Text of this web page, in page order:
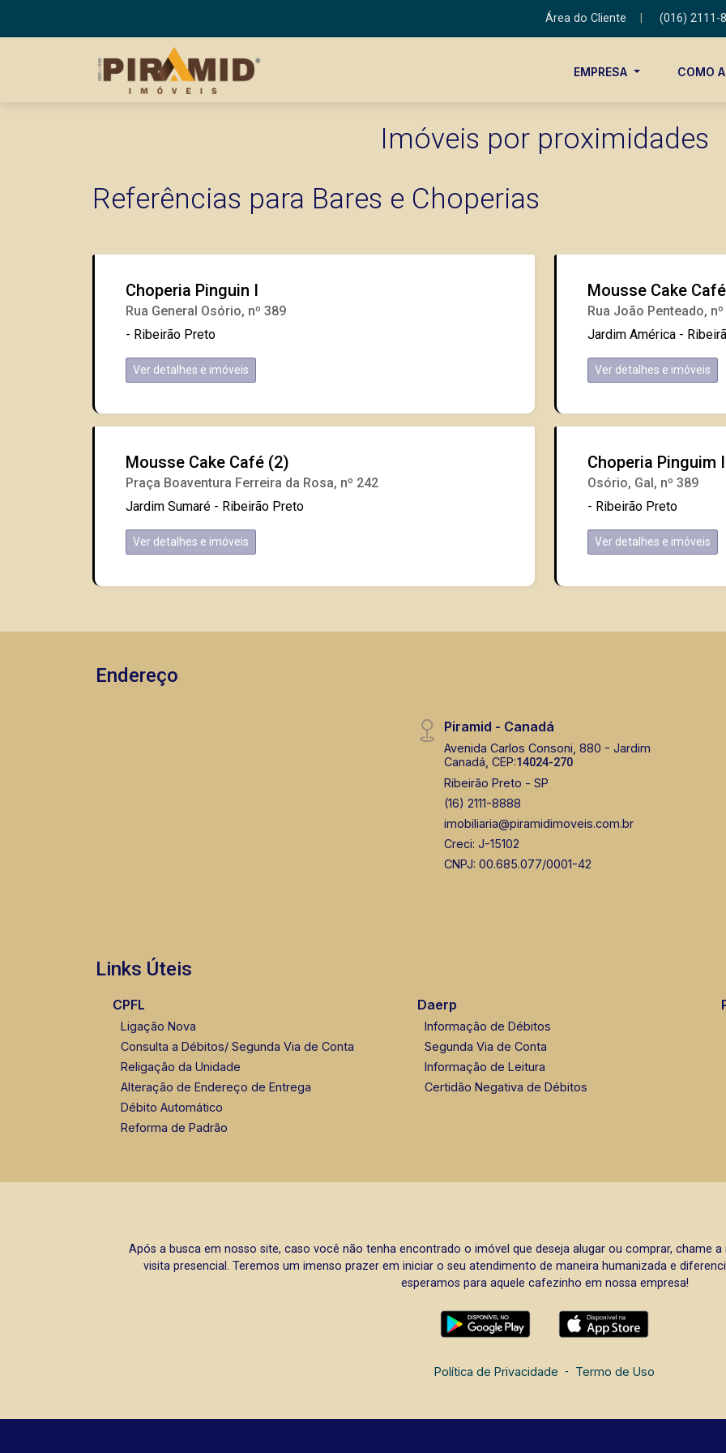
Área do Cliente (016) 2111-
EMPRESA COMO
Imóveis por proximidades
Referências para Bares e Choperias
Choperia Pinguin I
Rua General Osório, nº 389
- Ribeirão Preto
Ver detalhes e imóveis
Mousse Cake
Rua João Penteado,
Jardim América -
Ver detalhes e imóveis
Mousse Cake Café (2)
Praça Boaventura Ferreira da Rosa, nº 242
Jardim Sumaré - Ribeirão Preto
Ver detalhes e imóveis
Choperia Pinguim
Osório, Gal, nº 389
- Ribeirão Preto
Ver detalhes e imóveis
Endereço
Piramid - Canadá
Avenida Carlos Consoni, 880 - Jardim
Canadá, CEP:14024-270
Ribeirão Preto - SP
(16) 2111-8888
imobiliaria@piramidimoveis.com.br
Creci: J-15102
CNPJ: 00.685.077/0001-42
Links Úteis
CPFL
Ligação Nova
Consulta a Débitos/ Segunda Via de Conta
Religação da Unidade
Alteração de Endereço de Entrega
Débito Automático
Reforma de Padrão
Daerp
Informação de Débitos
Segunda Via de Conta
Informação de Leitura
Certidão Negativa de Débitos
Após a busca em nosso site, caso você não tenha encontrado o imóvel que deseja alugar ou comprar, chame
visita presencial. Teremos um imenso prazer em iniciar o seu atendimento de maneira humanizada e
esperamos para aquele cafezinho em nossa empresa!
Política de Privacidade - Termo de Uso